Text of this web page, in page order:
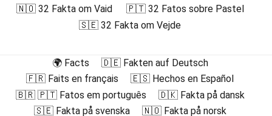
🇳🇴 32 Fakta om Vaid
🇵🇹 32 Fatos sobre Pastel
🇸🇪 32 Fakta om Vejde
🌍 Facts
🇩🇪 Fakten auf Deutsch
🇫🇷 Faits en français
🇪🇸 Hechos en Español
🇧🇷 🇵🇹 Fatos em português
🇩🇰 Fakta på dansk
🇸🇪 Fakta på svenska
🇳🇴 Fakta på norsk